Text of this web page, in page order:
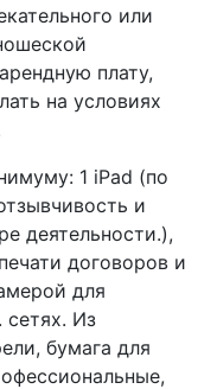
или
плату,
на условиях
1 iPad (по
и
деятельности.),
договоров и
для
Из
бумага для